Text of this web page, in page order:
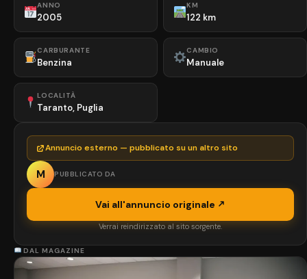
ANNO
2005
KM
122 km
CARBURANTE
Benzina
CAMBIO
Manuale
LOCALITÀ
Taranto, Puglia
Annuncio esterno — pubblicato su un altro sito
M PUBBLICATO DA
Vai all'annuncio originale
Verrai reindirizzato al sito sorgente.
DAL MAGAZINE